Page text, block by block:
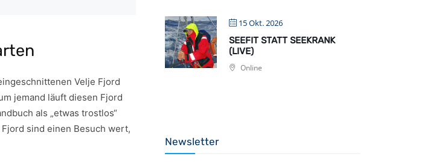
Velje Fjord
jemand läuft diesen Fjord
als „etwas trostlos“
sind einen Besuch wert,
15 Okt. 2026
SEEFIT STATT SEEKRANK
(LIVE)
Online
Newsletter